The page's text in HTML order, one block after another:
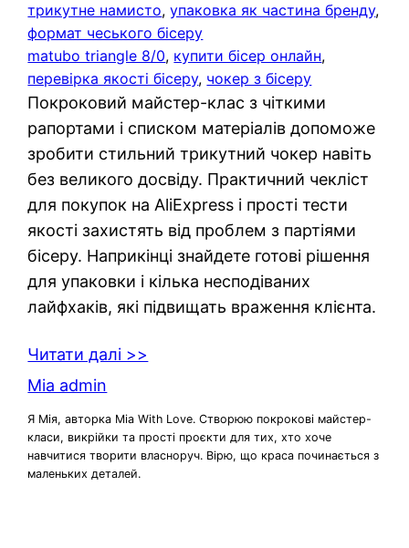
трикутне намисто, упаковка як частина бренду
формат чеського бісеру
matubo triangle 8/0, купити бісер онлайн
перевірка якості бісеру, чокер з бісеру
Покроковий майстер-клас з чіткими
рапортами і списком матеріалів допоможе
зробити стильний трикутний чокер навіть
без великого досвіду. Практичний чекліст
для покупок на AliExpress і прості тести
якості захистять від проблем з партіями
бісеру. Наприкінці знайдете готові рішення
для упаковки і кілька несподіваних
лайфхаків, які підвищать враження клієнта.
Читати далі >>
Mia admin
Я Мія, авторка Mia With Love. Створюю покрокові майстер-
класи, викрійки та прості проєкти для тих, хто хоче
навчитися творити власноруч. Вірю, що краса починається з
маленьких деталей.